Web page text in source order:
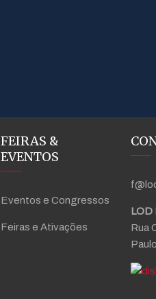
FEIRAS &
EVENTOS
Eventos e Congressos
Feiras e Ativações
LOD
Rua